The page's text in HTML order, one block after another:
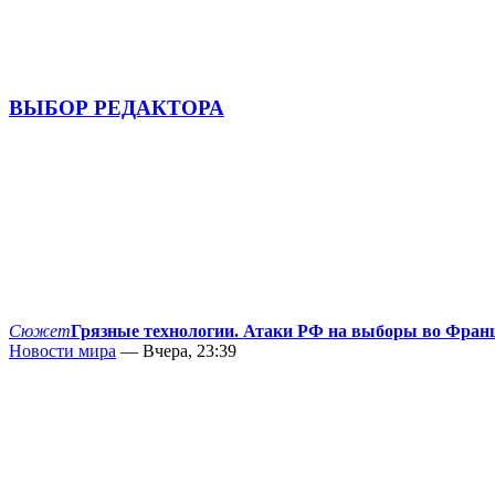
ВЫБОР РЕДАКТОРА
СюжетГрязные технологии. Атаки РФ на выборы во
Новости мира — Вчера, 23:39